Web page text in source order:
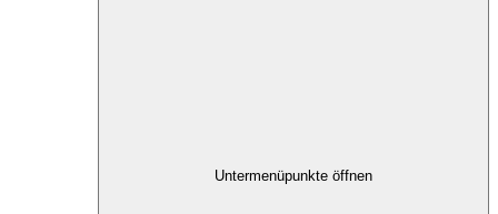
Untermenüpunkte öffnen